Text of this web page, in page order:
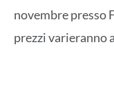
novembre presso
prezzi varieranno